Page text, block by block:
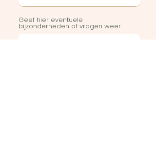
Geef hier eventuele
bijzonderheden of vragen weer